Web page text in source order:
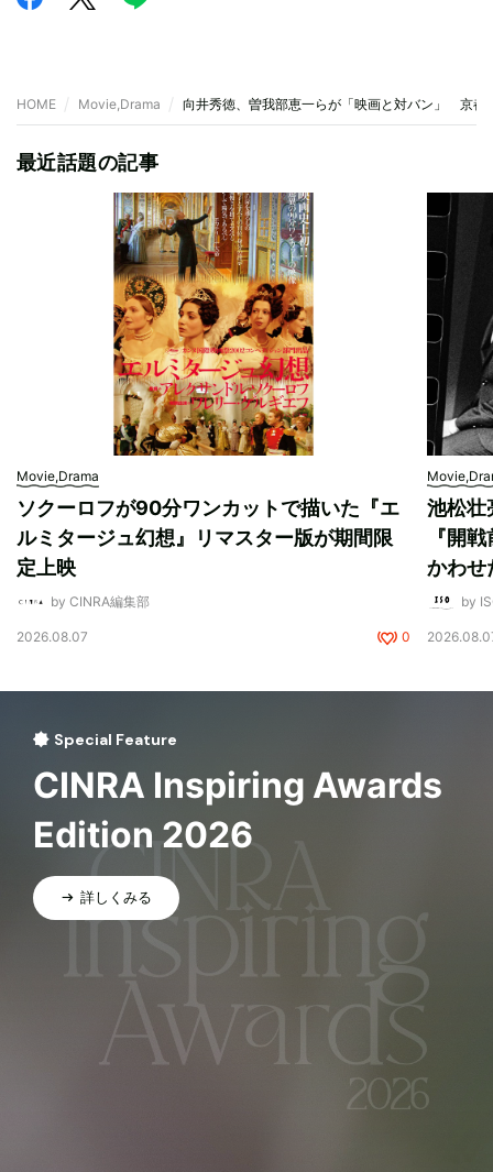
HOME Movie,Drama 向井秀徳、曽我部恵一らが「映画と対バン」 京都
最近話題の記事
Movie,Drama
ソクーロフが90分ワンカットで描いた『エ
ルミタージュ幻想』リマスター版が期間限
定上映
by CINRA編集部
2026.08.07 0
池松壮
『開
かわせ
by
Special Feature
CINRA Inspiring Awards
Edition 2026
詳しくみる